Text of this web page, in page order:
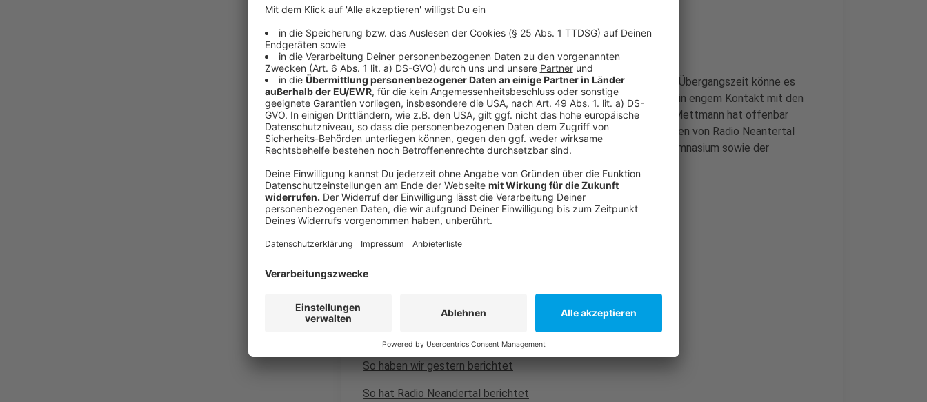
Langfristige Folgen des Brandes
Anzeige
Wie es langfristig weitergeht, ist offenbar noch nicht klar. Für die Übergangszeit könne es
beispielsweise eine Containerlösung geben, man stehe aber auch in engem Kontakt mit den
Nachbarstädten, sagt Bürgermeister Christop Schulz. Die Stadt Mettmann hat offenbar
bereits (Stand 14.05.25; 7:30 Uhr) Hilfe angeboten. Unsere Kollegen von Radio Neantertal
haben uns berichtet, dass sie offenbar Räume im Mettmanner Gymnasium sowie der
Anzeige
Weitere Infos und Links zum Thema:
Das meldet die Stadt Erkrath
Feuerwehr in Erkrath
So haben wir gestern berichtet
So hat Radio Neandertal berichtet